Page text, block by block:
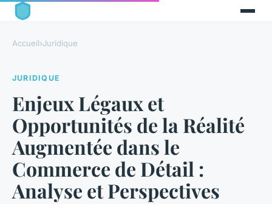
Accueil›Juridique
JURIDIQUE
Enjeux Légaux et
Opportunités de la Réalité
Augmentée dans le
Commerce de Détail :
Analyse et Perspectives